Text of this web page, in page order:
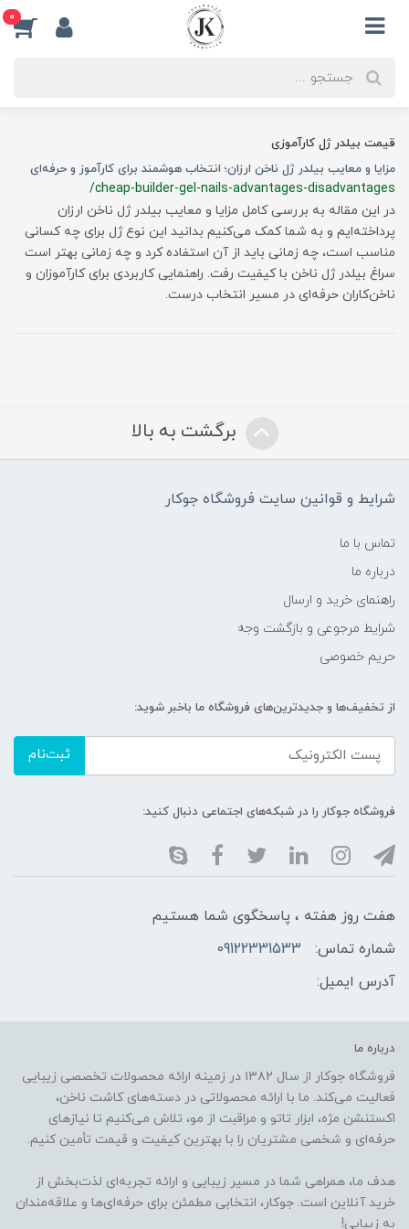
0
قیمت بیلدر ژل کارآموزی
مزایا و معایب بیلدر ژل ناخن ارزان؛ انتخاب هوشمند برای کارآموز و حرفه‌ای
/cheap-builder-gel-nails-advantages-disadvantages
در این مقاله به بررسی کامل مزایا و معایب بیلدر ژل ناخن ارزان
پرداخته‌ایم و به شما کمک می‌کنیم بدانید این نوع ژل برای چه کسانی
مناسب است، چه زمانی باید از آن استفاده کرد و چه زمانی بهتر است
سراغ بیلدر ژل ناخن با کیفیت رفت. راهنمایی کاربردی برای کارآموزان و
ناخن‌کاران حرفه‌ای در مسیر انتخاب درست.
برگشت به بالا
شرایط و قوانین سایت فروشگاه جوکار
تماس با ما
درباره ما
راهنمای خرید و ارسال
شرایط مرجوعی و بازگشت وجه
حریم خصوصی
از تخفیف‌ها و جدیدترین‌های فروشگاه ما باخبر شوید:
ثبت‌نام
فروشگاه جوکار را در شبکه‌های اجتماعی دنبال کنید:
هفت روز هفته ، پاسخگوی شما هستیم
شماره تماس:
09122331533
آدرس ایمیل:
درباره ما
فروشگاه جوکار از سال ۱۳۸۲ در زمینه ارائه محصولات تخصصی زیبایی
فعالیت می‌کند. ما با ارائه محصولاتی در دسته‌های کاشت ناخن،
اکستنشن مژه، ابزار تاتو و مراقبت از مو، تلاش می‌کنیم تا نیازهای
حرفه‌ای و شخصی مشتریان را با بهترین کیفیت و قیمت تأمین کنیم.
هدف ما، همراهی شما در مسیر زیبایی و ارائه تجربه‌ای لذت‌بخش از
خرید آنلاین است. جوکار، انتخابی مطمئن برای حرفه‌ای‌ها و علاقه‌مندان
به زیبایی!